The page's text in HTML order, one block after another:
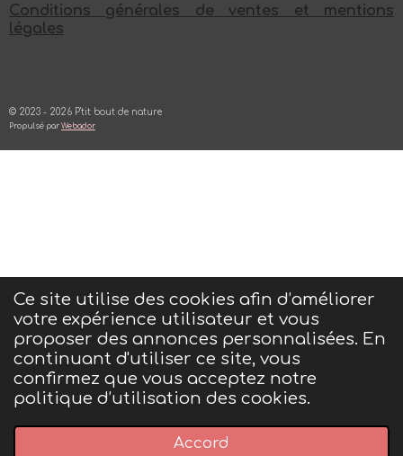
Ce site utilise des cookies afin d’améliorer
votre expérience utilisateur et vous
proposer des annonces personnalisées. En
continuant d'utiliser ce site, vous
confirmez que vous acceptez notre
politique d’utilisation des cookies.
Accord
Conditions générales de ventes et mentions
légales
© 2023 - 2026 P'tit bout de nature
Propulsé par Webador